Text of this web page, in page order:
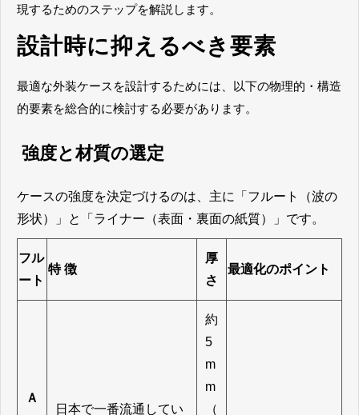
現するためのステップを解説します。
設計時に抑えるべき要素
最適な外装ケースを設計するためには、以下の物理的・構造
的要素を総合的に検討する必要があります。
強度と材質の選定
ケースの強度を決定づけるのは、主に「フルート（波の
形状）」と「ライナー（表面・裏面の紙質）」です。
フル
ート
特 徴
厚
さ
最適化のポイント
Ａ
日本で一番流通してい
約
5
m
m
（